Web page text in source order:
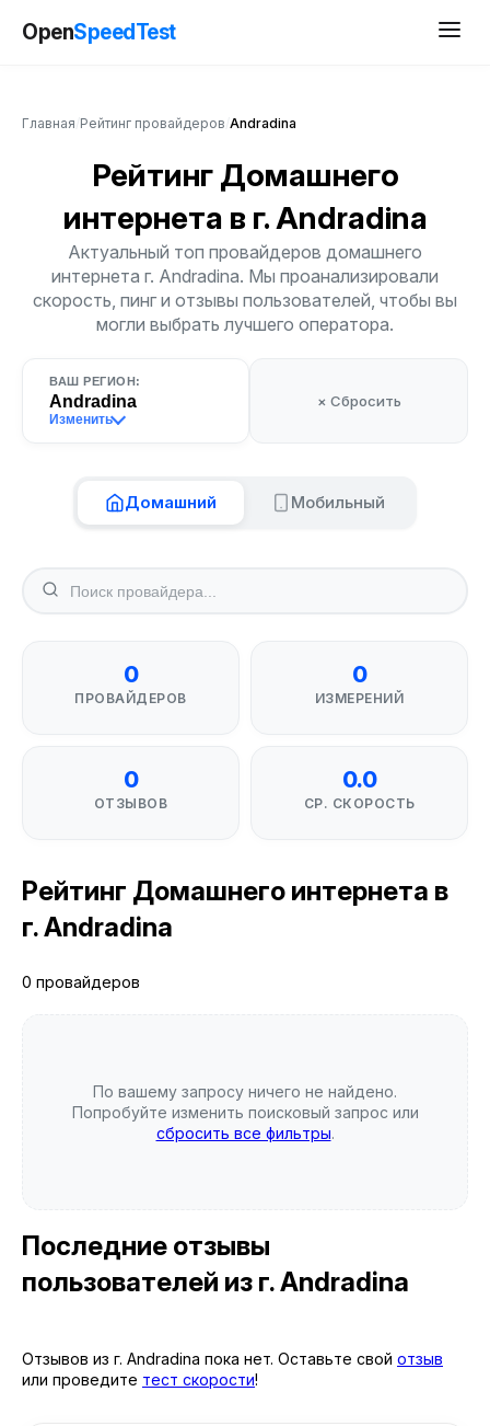
OpenSpeedTest
Главная Рейтинг провайдеров Andradina
Рейтинг Домашнего
интернета в г. Andradina
Актуальный топ провайдеров домашнего
интернета г. Andradina. Мы проанализировали
скорость, пинг и отзывы пользователей, чтобы вы
могли выбрать лучшего оператора.
ВАШ РЕГИОН:
Andradina
Изменить
× Сбросить
Домашний Мобильный
0
ПРОВАЙДЕРОВ
0
ИЗМЕРЕНИЙ
0
ОТЗЫВОВ
0.0
СР. СКОРОСТЬ
Рейтинг Домашнего интернета в
г. Andradina
0 провайдеров
По вашему запросу ничего не найдено.
Попробуйте изменить поисковый запрос или
сбросить все фильтры.
Последние отзывы
пользователей из г. Andradina
Отзывов из г. Andradina пока нет. Оставьте свой отзыв
или проведите тест скорости!